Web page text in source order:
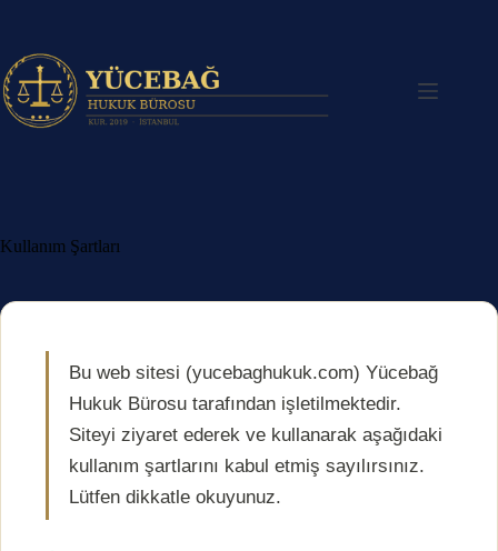
Kullanım Şartları
Bu web sitesi (yucebaghukuk.com) Yücebağ
Hukuk Bürosu tarafından işletilmektedir.
Siteyi ziyaret ederek ve kullanarak aşağıdaki
kullanım şartlarını kabul etmiş sayılırsınız.
Lütfen dikkatle okuyunuz.